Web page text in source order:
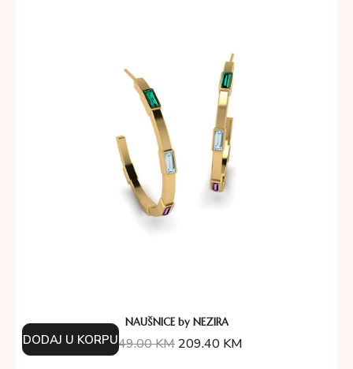
NAUŠNICE by NEZIRA
349.00KM 209.40 KM
DODAJ U KORPU